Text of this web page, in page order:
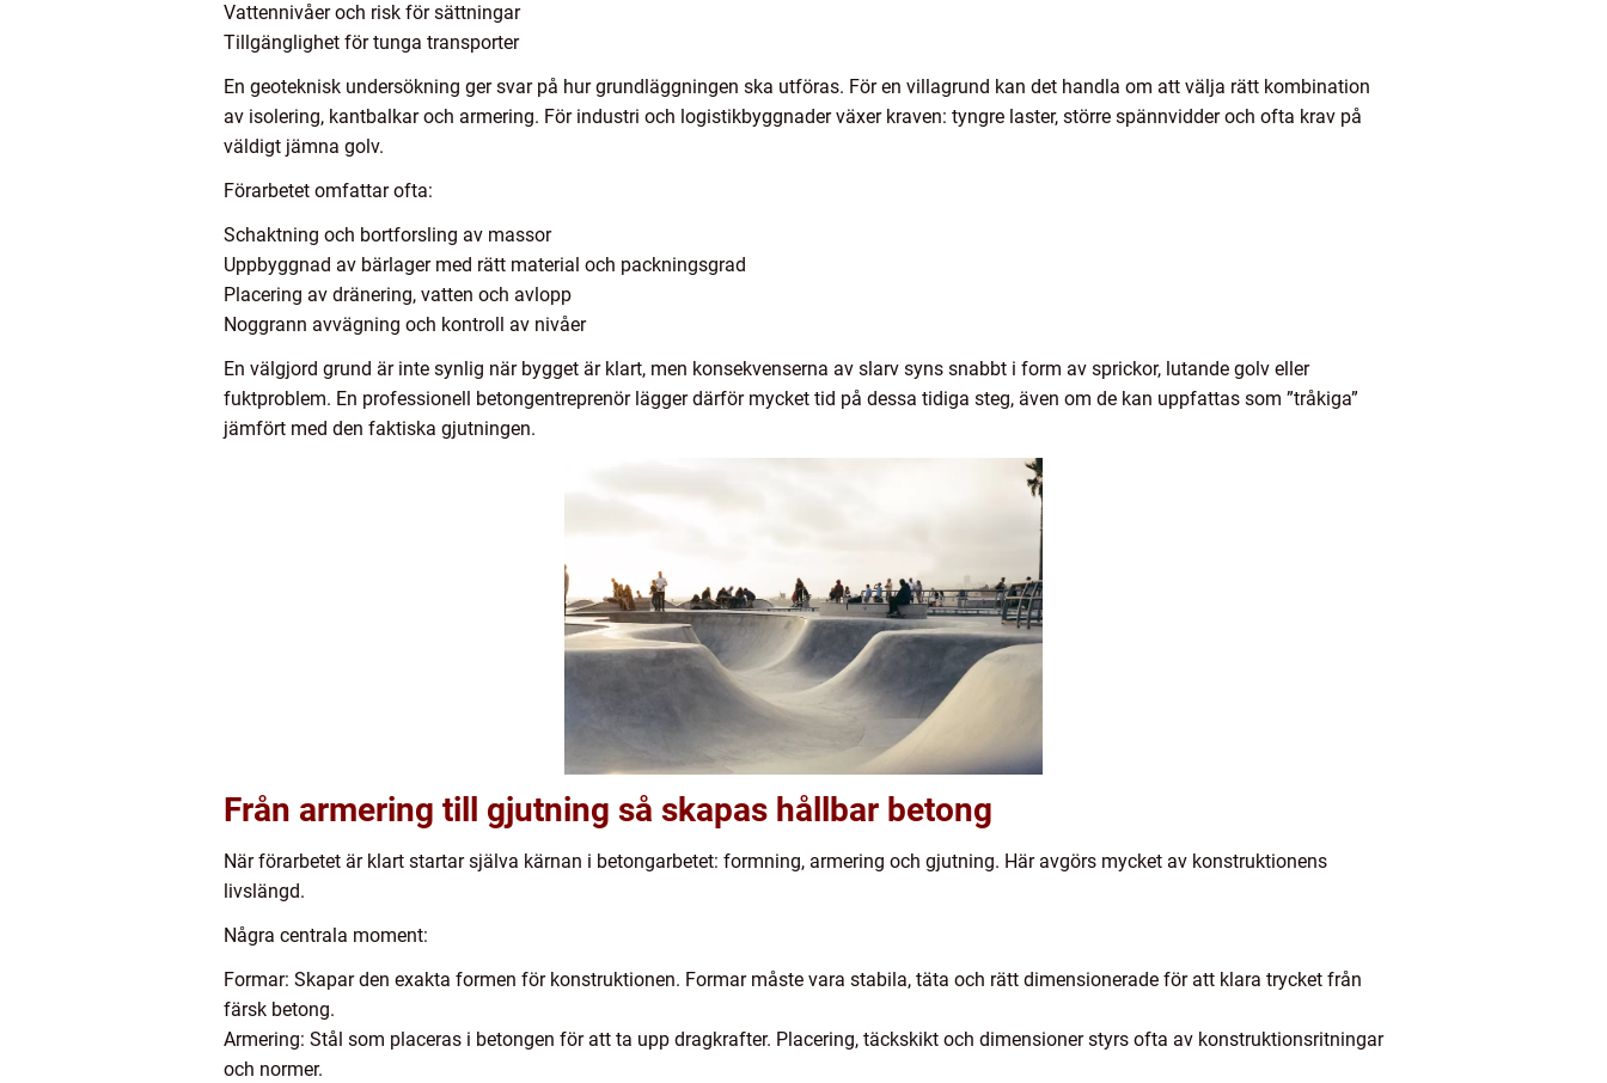
Vattennivåer och risk för sättningar
Tillgänglighet för tunga transporter
En geoteknisk undersökning ger svar på hur grundläggningen ska utföras. För en villagrund kan det handla om att välja rätt kombination
av isolering, kantbalkar och armering. För industri och logistikbyggnader växer kraven: tyngre laster, större spännvidder och ofta krav på
väldigt jämna golv.
Förarbetet omfattar ofta:
Schaktning och bortforsling av massor
Uppbyggnad av bärlager med rätt material och packningsgrad
Placering av dränering, vatten och avlopp
Noggrann avvägning och kontroll av nivåer
En välgjord grund är inte synlig när bygget är klart, men konsekvenserna av slarv syns snabbt i form av sprickor, lutande golv eller
fuktproblem. En professionell betongentreprenör lägger därför mycket tid på dessa tidiga steg, även om de kan uppfattas som ”tråkiga”
jämfört med den faktiska gjutningen.
Från armering till gjutning så skapas hållbar betong
När förarbetet är klart startar själva kärnan i betongarbetet: formning, armering och gjutning. Här avgörs mycket av konstruktionens
livslängd.
Några centrala moment:
Formar: Skapar den exakta formen för konstruktionen. Formar måste vara stabila, täta och rätt dimensionerade för att klara trycket från
färsk betong.
Armering: Stål som placeras i betongen för att ta upp dragkrafter. Placering, täckskikt och dimensioner styrs ofta av konstruktionsritningar
och normer.